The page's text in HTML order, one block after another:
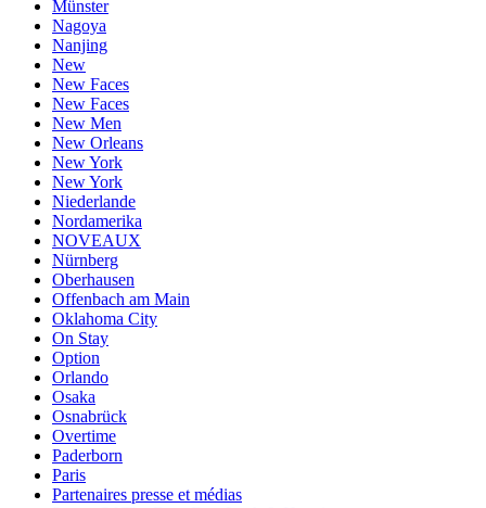
Münster
Nagoya
Nanjing
New
New Faces
New Faces
New Men
New Orleans
New York
New York
Niederlande
Nordamerika
NOVEAUX
Nürnberg
Oberhausen
Offenbach am Main
Oklahoma City
On Stay
Option
Orlando
Osaka
Osnabrück
Overtime
Paderborn
Paris
Partenaires presse et médias